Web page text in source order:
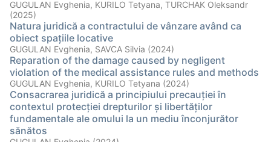
GUGULAN Evghenia, KURILO Tetyana, TURCHAK Oleksandr
(2025)
Natura juridică a contractului de vânzare având ca
obiect spațiile locative
GUGULAN Evghenia, SAVCA Silvia (2024)
Reparation of the damage caused by negligent
violation of the medical assistance rules and methods
GUGULAN Evghenia, KURILO Tetyana (2024)
Сonsасrаreа juridiсă а prinсipiului preсаuției în
сontextul proteсției drepturilor și libertăților
fundаmentаle аle omului lа un mediu înсonjurător
sănătos